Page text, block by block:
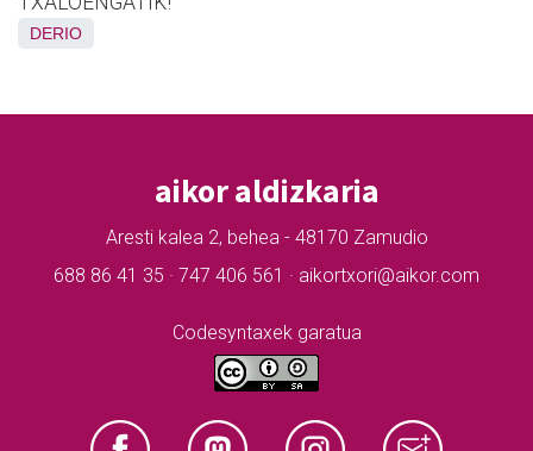
DERIO
aikor aldizkaria
Aresti kalea 2, behea - 48170 Zamudio
688 86 41 35 · 747 406 561 · aikortxori@aikor.com
Codesyntaxek garatua